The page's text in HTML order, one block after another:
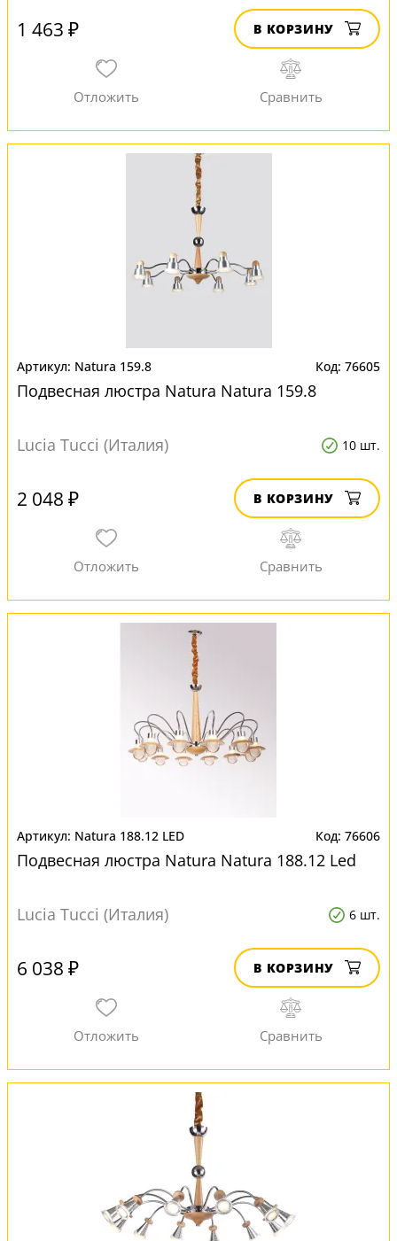
1 463 ₽ В КОРЗИНУ
Natura 159.8 76605
Подвесная люстра Natura Natura 159.8
Lucia Tucci (Италия) 10 шт.
2 048 ₽ В КОРЗИНУ
Natura 188.12 LED 76606
Подвесная люстра Natura Natura 188.12 Led
Lucia Tucci (Италия) 6 шт.
6 038 ₽ В КОРЗИНУ